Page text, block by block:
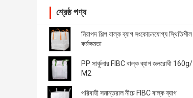
শ্রেষ্ঠ পণ্য
নিরাপদ শিল্প বাল্ক ব্যাগ সংকোচনযোগ্য স্থিতিশীল
কর্মক্ষমতা
PP সার্কুলার FIBC বাল্ক ব্যাগ জলরোধী 160g/
M2
পরিবাহী সমান্তরাল নীচে FIBC বাল্ক ব্যাগ